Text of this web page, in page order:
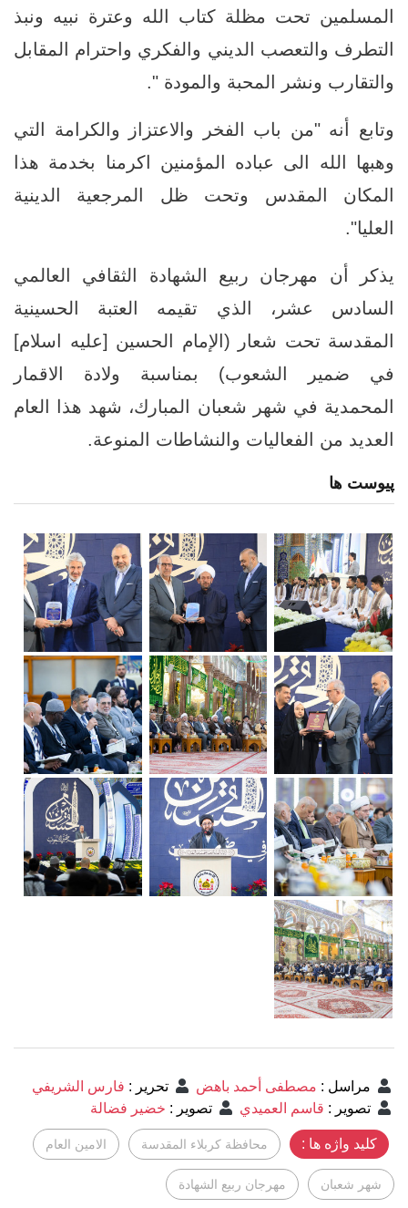
المسلمين تحت مظلة كتاب الله وعترة نبيه ونبذ
التطرف والتعصب الديني والفكري واحترام المقابل
والتقارب ونشر المحبة والمودة ".
وتابع أنه "من باب الفخر والاعتزاز والكرامة التي
وهبها الله الى عباده المؤمنين اكرمنا بخدمة هذا
المكان المقدس وتحت ظل المرجعية الدينية
العليا".
يذكر أن مهرجان ربيع الشهادة الثقافي العالمي
السادس عشر، الذي تقيمه العتبة الحسينية
المقدسة تحت شعار (الإمام الحسين [عليه اسلام]
في ضمير الشعوب) بمناسبة ولادة الاقمار
المحمدية في شهر شعبان المبارك، شهد هذا العام
العديد من الفعاليات والنشاطات المنوعة.
پیوست ها
مراسل : مصطفى أحمد باهض تحرير : فارس الشريفي
تصوير : قاسم العميدي تصوير : خضير فضالة
کلید واژه ها : محافظة كربلاء المقدسة الامين العام
شهر شعبان مهرجان ربيع الشهادة